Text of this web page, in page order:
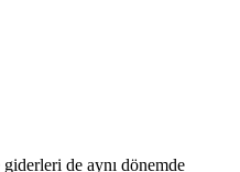
de aynı dönemde